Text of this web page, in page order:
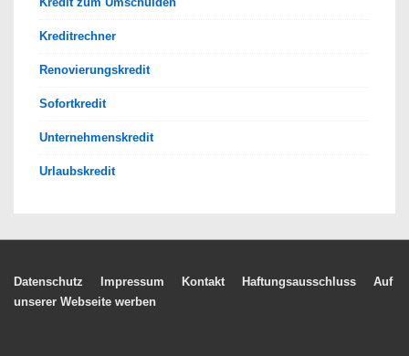
Kreditrechner
Renovierungskredit
Sofortkredit
Unternehmenskredit
Urlaubskredit
Footer-
Datenschutz Impressum Kontakt Haftungsausschluss
Auf
unserer Webseite werben